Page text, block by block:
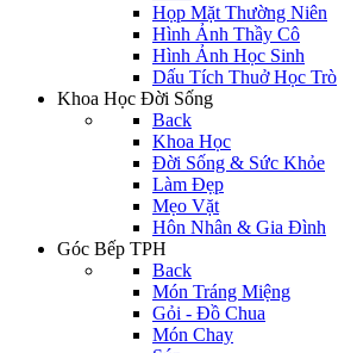
Họp Mặt Thường Niên
Hình Ảnh Thầy Cô
Hình Ảnh Học Sinh
Dấu Tích Thuở Học Trò
Khoa Học Đời Sống
Back
Khoa Học
Đời Sống & Sức Khỏe
Làm Đẹp
Mẹo Vặt
Hôn Nhân & Gia Đình
Góc Bếp TPH
Back
Món Tráng Miệng
Gỏi - Đồ Chua
Món Chay